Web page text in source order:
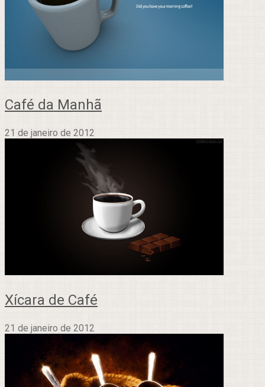
Café da Manhã
21 de janeiro de 2012
Xícara de Café
21 de janeiro de 2012